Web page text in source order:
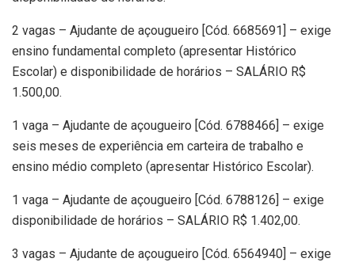
2 vagas – Ajudante de açougueiro [Cód. 6685691] – exige
ensino fundamental completo (apresentar Histórico
Escolar) e disponibilidade de horários – SALÁRIO R$
1.500,00.
1 vaga – Ajudante de açougueiro [Cód. 6788466] – exige
seis meses de experiência em carteira de trabalho e
ensino médio completo (apresentar Histórico Escolar).
1 vaga – Ajudante de açougueiro [Cód. 6788126] – exige
disponibilidade de horários – SALÁRIO R$ 1.402,00.
3 vagas – Ajudante de açougueiro [Cód. 6564940] – exige